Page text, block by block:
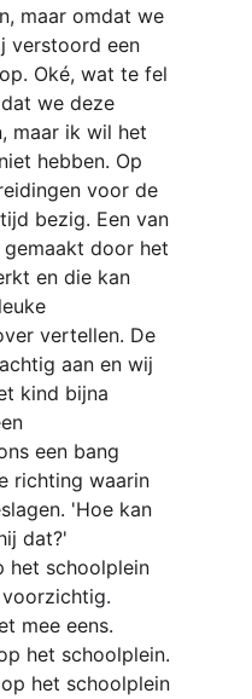
maar omdat we
verstoord een
Oké, wat te fel
we deze
maar ik wil het
hebben. Op
voor de
bezig. Een van
door het
en die kan
vertellen. De
aan en wij
kind bijna
een bang
richting waarin
'Hoe kan
dat?'
het schoolplein
mee eens.
het schoolplein.
het schoolplein